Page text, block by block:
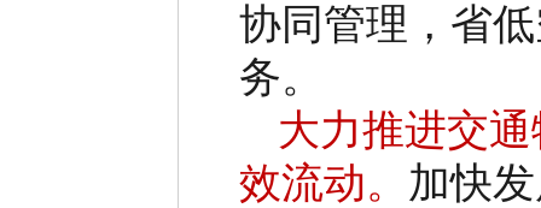
协同管理，省
务。
大力推进交
效流动。 加快